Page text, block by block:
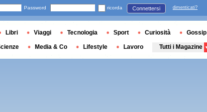
Password ricorda Connettersi dimenticati?
Libri Viaggi Tecnologia Sport Curiosità Gossip
Media & Co Lifestyle Lavoro Tutti i Magazine